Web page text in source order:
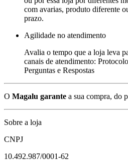
com avarias, produto diferente
prazo.
Agilidade no atendimento
Avalia o tempo que a loja leva
canais de atendimento:
Perguntas e Respostas
O Magalu garante a sua compra, do
Sobre a loja
CNPJ
10.492.987/0001-62